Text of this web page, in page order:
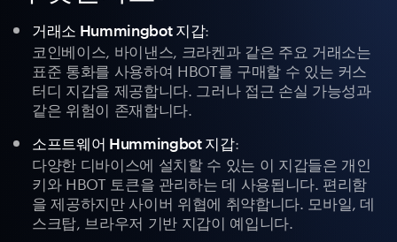
거래소 Hummingbot 지갑:
코인베이스, 바이낸스, 크라켄과 같은 주요 거래소는
표준 통화를 사용하여 HBOT를 구매할 수 있는 커스
터디 지갑을 제공합니다. 그러나 접근 손실 가능성과
같은 위험이 존재합니다.
소프트웨어 Hummingbot 지갑:
다양한 디바이스에 설치할 수 있는 이 지갑들은 개인
키와 HBOT 토큰을 관리하는 데 사용됩니다. 편리함
을 제공하지만 사이버 위협에 취약합니다. 모바일, 데
스크탑, 브라우저 기반 지갑이 예입니다.